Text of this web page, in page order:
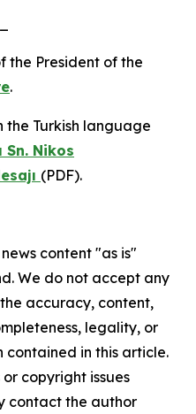
the President of the
.
the Turkish language
Sn. Nikos
(PDF).
content "as is"
We do not accept any
accuracy, content,
legality, or
in this article.
copyright issues
contact the author